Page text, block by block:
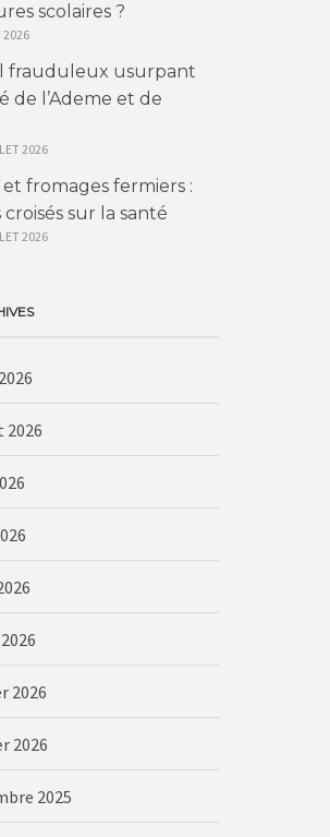
scolaires ?
2026
frauduleux usurpant
de l’Ademe et de
2026
fromages fermiers :
sur la santé
2026
2026
2026
2025